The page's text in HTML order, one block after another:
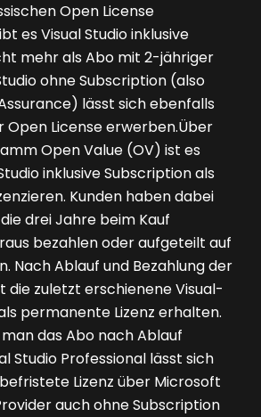
Open License
es Visual Studio inklusive
mehr als Abo mit 2-jähriger
ohne Subscription (also
lässt sich ebenfalls
License erwerben.Über
Open Value (OV) ist es
inklusive Subscription als
Kunden haben dabei
drei Jahre beim Kauf
bezahlen oder aufgeteilt auf
Nach Ablauf und Bezahlung der
die zuletzt erschienene Visual-
permanente Lizenz erhalten.
das Abo nach Ablauf
Studio Professional lässt sich
Lizenz über Microsoft
auch ohne Subscription